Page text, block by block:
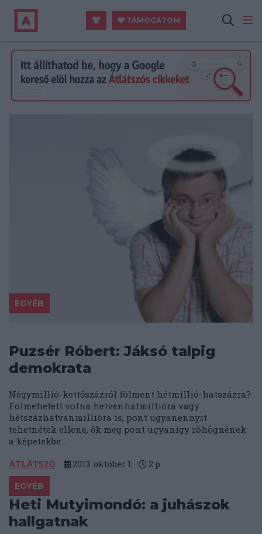
TÁMOGATOM
EGYÉB
Puzsér Róbert: Jáksó talpig
demokrata
Négymillió-kettőszázról fölment hétmillió-hatszázra?
Fölmehetett volna hetvenhatmillióra vagy
hétszázhatvanmillióra is, pont ugyanennyit
tehetnétek ellene, ők meg pont ugyanígy röhögnének
a képetekbe....
ÁTLÁTSZÓ 2013. október 1. 2 p
EGYÉB
Heti Mutyimondó: a juhászok
hallgatnak